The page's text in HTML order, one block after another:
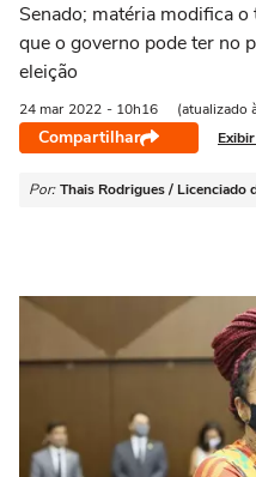
Senado; matéria modifica
que o governo pode ter no
eleição
24 mar 2022 - 10h16 (atualizado
Compartilhar
Por: Thais Rodrigues / Licenciado